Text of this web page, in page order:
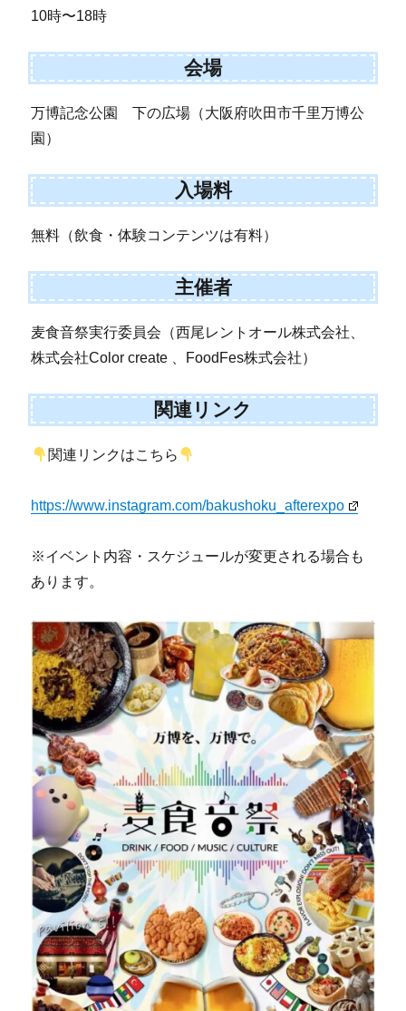
10時〜18時
会場
万博記念公園 下の広場（大阪府吹田市千里万博公
園）
入場料
無料（飲食・体験コンテンツは有料）
主催者
麦食音祭実行委員会（西尾レントオール株式会社、
株式会社Color create 、FoodFes株式会社）
関連リンク
関連リンクはこちら
https://www.instagram.com/bakushoku_afterexpo
※イベント内容・スケジュールが変更される場合も
あります。